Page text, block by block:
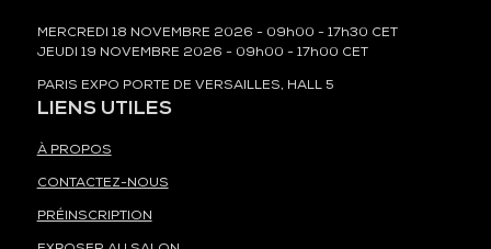
MERCREDI 18 NOVEMBRE 2026 - 09h00 - 17h30 CET
JEUDI 19 NOVEMBRE 2026 - 09h00 - 17h00 CET
PARIS EXPO PORTE DE VERSAILLES, HALL 5
LIENS UTILES
À PROPOS
CONTACTEZ-NOUS
PRÉINSCRIPTION